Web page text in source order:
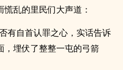
乱的里民们大声道：
有自首认罪之心，实话告诉
，埋伏了整整一屯的弓箭